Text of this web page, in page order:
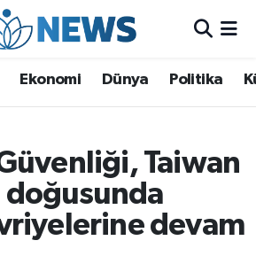
Ekonomi Dünya Politika
Taiwan
doğusunda
devam
ve Tarih